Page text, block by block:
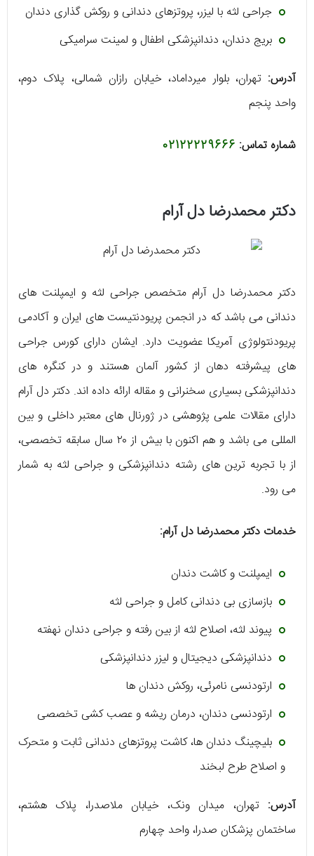
جراحی لثه با لیزر، پروتزهای دندانی و روکش گذاری دندان
بریج دندان، دندانپزشکی اطفال و لمینت سرامیکی
آدرس: تهران، بلوار میرداماد، خیابان رازان شمالی، پلاک دوم،
واحد پنجم
شماره تماس: 02122229666
دکتر محمدرضا دل آرام
دکتر محمدرضا دل آرام متخصص جراحی لثه و ایمپلنت‌ های
دندانی می‌ باشد که در انجمن پریودنتیست‌ های ایران و آکادمی
پریودنتولوژی آمریکا عضویت دارد. ایشان دارای کورس جراحی‌
های پیشرفته دهان از کشور آلمان هستند و در کنگره‌ های
دندانپزشکی بسیاری سخنرانی و مقاله ارائه داده‌ اند. دکتر دل آرام
دارای مقالات علمی پژوهشی در ژورنال‌ های معتبر داخلی و بین‌
المللی می‌ باشد و هم اکنون با بیش از ۲۰ سال سابقه تخصصی،
از با تجربه‌ ترین‌ های رشته دندانپزشکی و جراحی لثه به شمار
می‌ رود.
خدمات دکتر محمدرضا دل آرام:
ایمپلنت و کاشت دندان
بازسازی بی‌ دندانی کامل و جراحی لثه
پیوند لثه، اصلاح لثه از بین رفته و جراحی دندان نهفته
دندانپزشکی دیجیتال و لیزر دندانپزشکی
ارتودنسی نامرئی، روکش دندان‌ ها
ارتودنسی دندان، درمان ریشه و عصب کشی تخصصی
بلیچینگ دندان‌ ها، کاشت پروتزهای دندانی ثابت و متحرک
و اصلاح طرح لبخند
آدرس: تهران، میدان ونک، خیابان ملاصدرا، پلاک هشتم،
ساختمان پزشکان صدرا، واحد چهارم